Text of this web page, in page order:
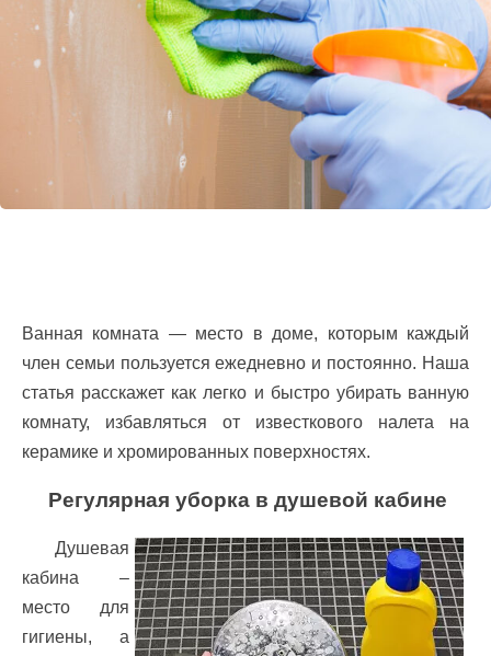
Ванная комната — место в доме, которым каждый
член семьи пользуется ежедневно и постоянно. Наша
статья расскажет как легко и быстро убирать ванную
комнату, избавляться от известкового налета на
керамике и хромированных поверхностях.
Регулярная уборка в душевой кабине
Душевая
кабина –
место для
гигиены, а